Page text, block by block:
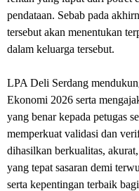
pendataan. Sebab pada
tersebut akan menentukan
dalam keluarga tersebut.
LPA Deli Serdang
Ekonomi 2026 serta
yang benar kepada petugas
memperkuat validasi dan
dihasilkan berkualitas,
yang tepat sasaran demi
serta kepentingan terbaik